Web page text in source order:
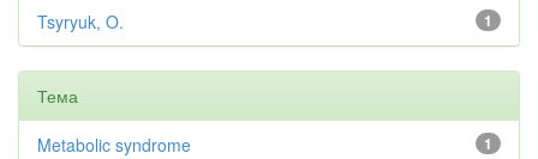
1
Tsyryuk, O.
Тема
1
Metabolic syndrome